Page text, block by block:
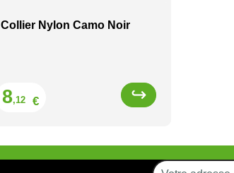
Collier Nylon Camo Noir
8,12 €